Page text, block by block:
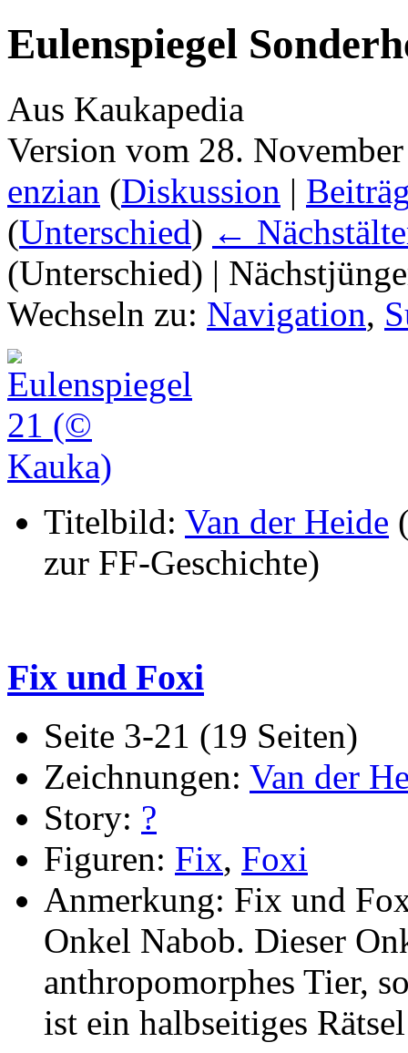
Eulenspiegel
Aus Kaukapedia
Version vom 28.
enzian (Diskussion |
(Unterschied) ←
(Unterschied) |
Wechseln zu: Navigation,
Titelbild: Van der Heide
zur FF-Geschichte)
Fix und Foxi
Seite 3-21 (19 Seiten)
Zeichnungen: Van der
Story: ?
Figuren: Fix, Foxi
Anmerkung: Fix und
Onkel Nabob. Dieser
anthropomorphes Tier,
ist ein halbseitiges